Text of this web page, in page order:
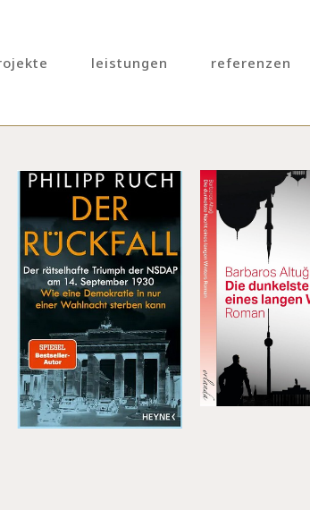
leistungen referenzen